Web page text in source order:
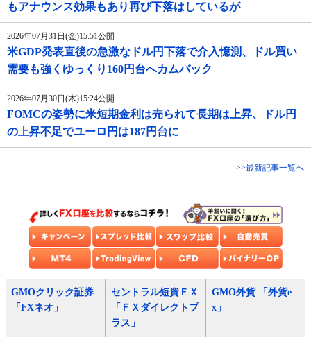
もアナウンス効果もあり再び下落はしているが
2026年07月31日(金)15:51公開
米GDP発表直後の急激なドル円下落で介入憶測、ドル買い
需要も強くゆっくり160円台へカムバック
2026年07月30日(木)15:24公開
FOMCの姿勢に米短期金利は売られて長期は上昇、ドル円
の上昇不足でユーロ円は187円台に
>>最新記事一覧へ
GMOクリック証券
「FXネオ」
セントラル短資ＦＸ
「ＦＸダイレクトプ
ラス」
GMO外貨 「外貨e
x」